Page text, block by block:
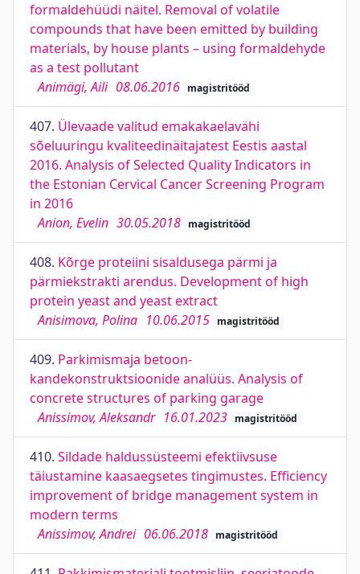
formaldehüüdi näitel. Removal of volatile
compounds that have been emitted by building
materials, by house plants – using formaldehyde
as a test pollutant
Animägi, Aili 08.06.2016 magistritööd
407. Ülevaade valitud emakakaelavähi
sõeluuringu kvaliteedinäitajatest Eestis aastal
2016. Analysis of Selected Quality Indicators in
the Estonian Cervical Cancer Screening Program
in 2016
Anion, Evelin 30.05.2018 magistritööd
408. Kõrge proteiini sisaldusega pärmi ja
pärmiekstrakti arendus. Development of high
protein yeast and yeast extract
Anisimova, Polina 10.06.2015 magistritööd
409. Parkimismaja betoon-
kandekonstruktsioonide analüüs. Analysis of
concrete structures of parking garage
Anissimov, Aleksandr 16.01.2023 magistritööd
410. Sildade haldussüsteemi efektiivsuse
täiustamine kaasaegsetes tingimustes. Efficiency
improvement of bridge management system in
modern terms
Anissimov, Andrei 06.06.2018 magistritööd